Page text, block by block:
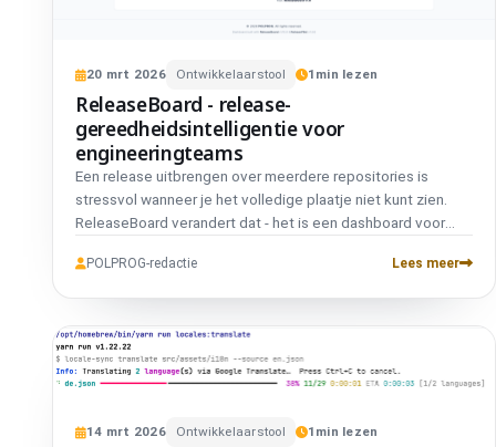
20 mrt 2026 Ontwikkelaarstool 1 min lezen
ReleaseBoard - release-
gereedheidsintelligentie voor
engineeringteams
Een release uitbrengen over meerdere repositories is
stressvol wanneer je het volledige plaatje niet kunt zien.
ReleaseBoard verandert dat - het is een dashboard voor
de hand van configureerbare branchconventies en je één
POLPROG-redactie Lees meer
14 mrt 2026 Ontwikkelaarstool 1 min lezen